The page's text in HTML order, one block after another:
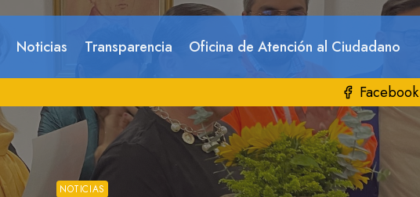
Noticias Transparencia Oficina de Atención al Ciudadano
Facebook
NOTICIAS